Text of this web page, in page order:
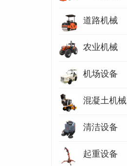
道路机械
农业机械
机场设备
混凝土机械
清洁设备
起重设备